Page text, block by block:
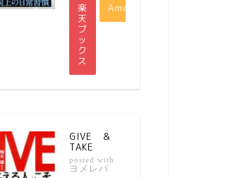
楽
天
ブ
ッ
ク
ス
Amazon
GIVE ＆
TAKE
posted with
ヨメレバ